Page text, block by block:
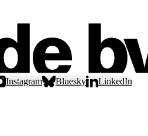
Instagram Bluesky LinkedIn